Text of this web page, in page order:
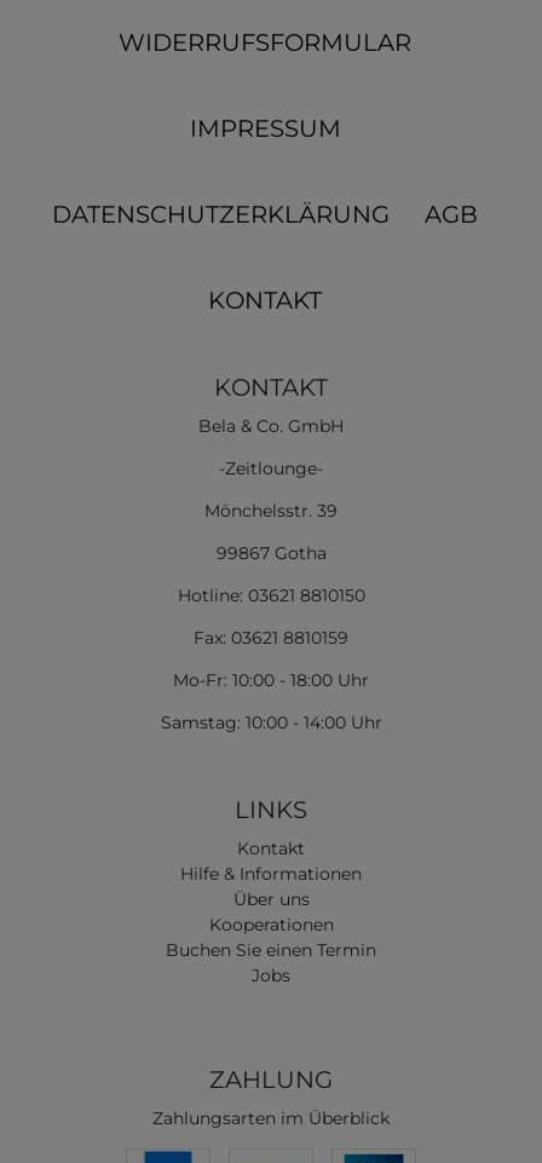
WIDERRUFSFORMULAR
IMPRESSUM
DATENSCHUTZERKLÄRUNG AGB
KONTAKT
KONTAKT
Bela & Co. GmbH
-Zeitlounge-
Mönchelsstr. 39
99867 Gotha
Hotline: 03621 8810150
Fax: 03621 8810159
Mo-Fr: 10:00 - 18:00 Uhr
Samstag: 10:00 - 14:00 Uhr
LINKS
Kontakt
Hilfe & Informationen
Über uns
Kooperationen
Buchen Sie einen Termin
Jobs
ZAHLUNG
Zahlungsarten im Überblick